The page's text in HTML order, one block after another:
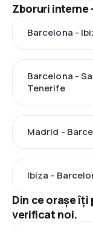
Zboruri interne
Barcelona -
Barcelona -
Tenerife
Madrid -
Ibiza -
Din ce orașe îți
verificat noi.